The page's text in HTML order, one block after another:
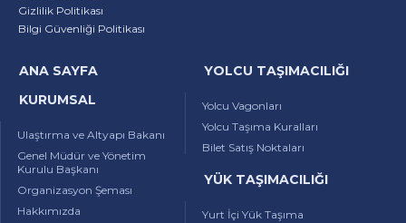
Gizlilik Politikası
Bilgi Güvenliği Politikası
ANA SAYFA
KURUMSAL
Ulaştırma ve Altyapı Bakanı
Genel Müdür ve Yönetim
Kurulu Başkanı
Organizasyon Şeması
Hakkımızda
YOLCU TAŞIMACILIĞI
Yolcu Vagonları
Yolcu Taşıma Kuralları
Bilet Satış Noktaları
YÜK TAŞIMACILIĞI
Yurt İçi Yük Taşıma